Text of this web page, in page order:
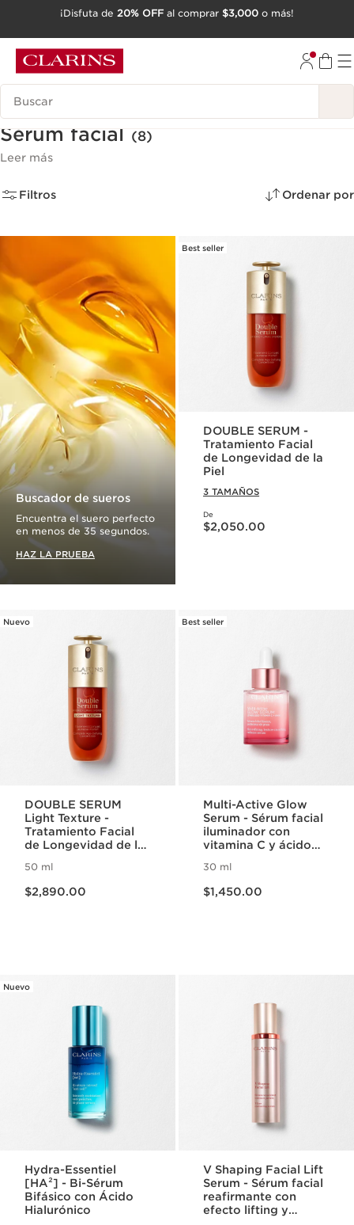
IR AL PIE DE PÁGINA
¡Disfuta de 20% OFF al comprar $3,000 o más!
Buscar
Sérum facial (8)
Leer más
Filtros Ordenar por
Buscador de sueros
Encuentra el suero perfecto
en menos de 35 segundos.
HAZ LA PRUEBA
Best seller
DOUBLE SERUM -
Tratamiento Facial
de Longevidad de la
Piel
3 TAMAÑOS
De
Precio actual $2,050.00
$2,050.00
Nuevo
DOUBLE SERUM
Light Texture -
Tratamiento Facial
de Longevidad de la
50 ml
$2,890.00
Best seller
Multi-Active Glow
Serum - Sérum facial
iluminador con
vitamina C y ácido
30 ml
$1,450.00
Nuevo
Hydra-Essentiel
[HA²] - Bi-Sérum
Bifásico con Ácido
Hialurónico
V Shaping Facial Lift
Serum - Sérum facial
reafirmante con
efecto lifting y